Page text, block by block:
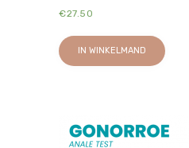
€27.50
IN WINKELMAND